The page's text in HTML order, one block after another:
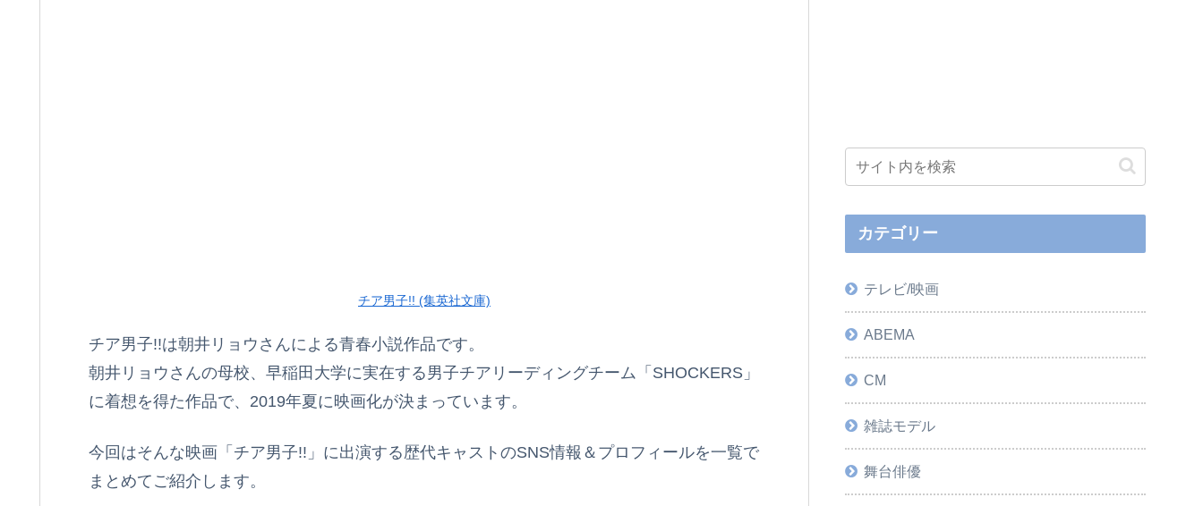
チア男子!! (集英社文庫)
チア男子!!は朝井リョウさんによる青春小説作品です。
朝井リョウさんの母校、早稲田大学に実在する男子チアリーディングチーム「SHOCKERS」
に着想を得た作品で、2019年夏に映画化が決まっています。
今回はそんな映画「チア男子!!」に出演する歴代キャストのSNS情報＆プロフィールを一覧で
まとめてご紹介します。
カテゴリー
テレビ/映画
ABEMA
CM
雑誌モデル
舞台俳優